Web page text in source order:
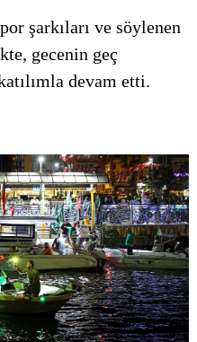
şarkıları ve söylenen
gecenin geç
devam etti.